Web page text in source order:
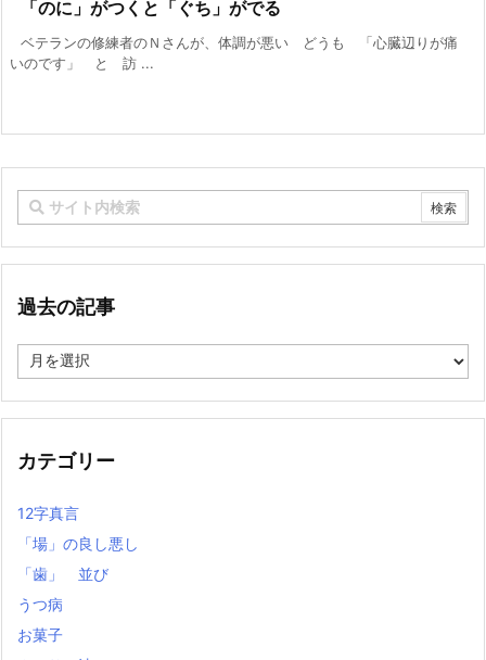
「のに」がつくと「ぐち」がでる
ベテランの修練者のＮさんが、体調が悪い どうも 「心臓辺りが痛
いのです」 と 訪 ...
過去の記事
去
記
カテゴリー
12字真言
「場」の良し悪し
「歯」 並び
うつ病
お菓子